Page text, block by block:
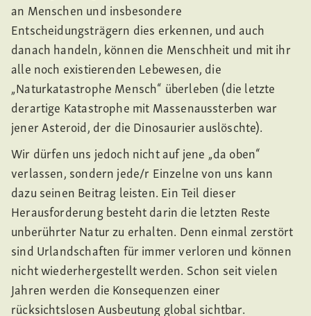
an Menschen und insbesondere
Entscheidungsträgern dies erkennen, und auch
danach handeln, können die Menschheit und mit ihr
alle noch existierenden Lebewesen, die
„Naturkatastrophe Mensch“ überleben (die letzte
derartige Katastrophe mit Massenaussterben war
jener Asteroid, der die Dinosaurier auslöschte).
Wir dürfen uns jedoch nicht auf jene „da oben“
verlassen, sondern jede/r Einzelne von uns kann
dazu seinen Beitrag leisten. Ein Teil dieser
Herausforderung besteht darin die letzten Reste
unberührter Natur zu erhalten. Denn einmal zerstört
sind Urlandschaften für immer verloren und können
nicht wiederhergestellt werden. Schon seit vielen
Jahren werden die Konsequenzen einer
rücksichtslosen Ausbeutung global sichtbar.